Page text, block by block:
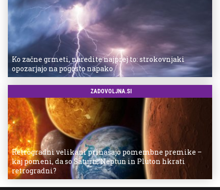
Ko začne grmeti, naredite najprej to: strokovnjaki
opozarjajo na pogosto napako
ZADOVOLJNA.SI
Retrogradni velikani prinašajo pomembne premike –
kaj pomeni, da so Saturn, Neptun in Pluton hkrati
retrogradni?